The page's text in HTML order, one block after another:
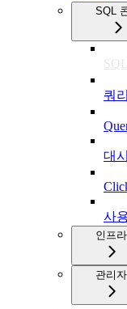
SQL
쿼
대
사
인프라
관리자